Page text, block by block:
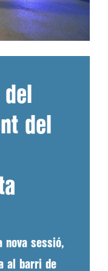
del
nova sessió,
al barri de